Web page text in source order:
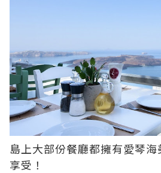
島上大部份餐廳都擁有愛琴
享受！